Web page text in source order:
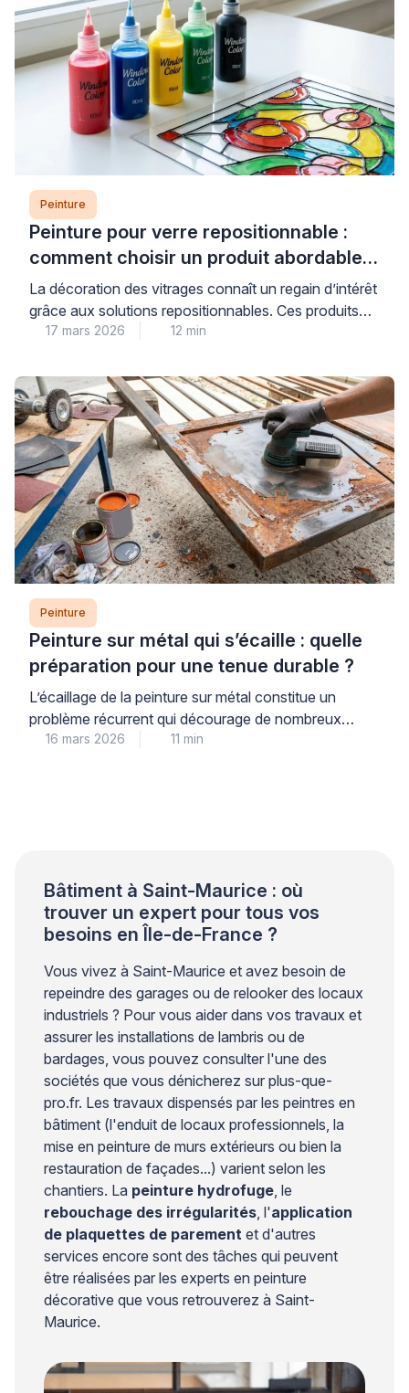
nécessaires aux supports métalliques, exposant ainsi
votre installation à l’écaillage et à la […]
Peinture
Peinture pour verre repositionnable :
comment choisir un produit abordable
et de qualité
La décoration des vitrages connaît un regain d’intérêt
grâce aux solutions repositionnables. Ces produits
permettent de personnaliser fenêtres et miroirs sans
recherchent des alternatives économiques aux
vitraux traditionnels. Les peintures pour verre offrent
cette flexibilité tout en préservant la luminosité
naturelle. Cependant, le choix du bon produit
nécessite une compréhension des […]
17 mars 2026 12 min
Peinture
Peinture sur métal qui s’écaille : quelle
préparation pour une tenue durable ?
L’écaillage de la peinture sur métal constitue un
problème récurrent qui décourage de nombreux
propriétaires. Ce phénomène trouve son origine dans
16 mars 2026 11 min
Bâtiment à Saint-Maurice : où
trouver un expert pour tous vos
besoins en Île-de-France ?
Vous vivez à Saint-Maurice et avez besoin de
repeindre des garages ou de relooker des locaux
industriels ? Pour vous aider dans vos travaux et
assurer les installations de lambris ou de
bardages, vous pouvez consulter l'une des
sociétés que vous dénicherez sur plus-que-
pro.fr. Les travaux dispensés par les peintres en
bâtiment (l'enduit de locaux professionnels, la
mise en peinture de murs extérieurs ou bien la
restauration de façades...) varient selon les
chantiers. La peinture hydrofuge , le
rebouchage des irrégularités , l'application
de plaquettes de parement et d'autres
services encore sont des tâches qui peuvent
être réalisées par les experts en peinture
décorative que vous retrouverez à Saint-
Maurice.